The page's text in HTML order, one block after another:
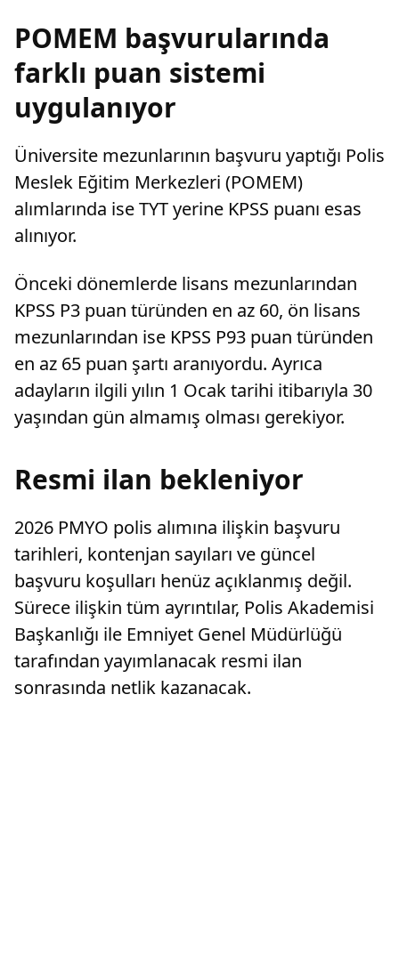
POMEM başvurularında
farklı puan sistemi
uygulanıyor
Üniversite mezunlarının başvuru yaptığı Polis
Meslek Eğitim Merkezleri (POMEM)
alımlarında ise TYT yerine KPSS puanı esas
alınıyor.
Önceki dönemlerde lisans mezunlarından
KPSS P3 puan türünden en az 60, ön lisans
mezunlarından ise KPSS P93 puan türünden
en az 65 puan şartı aranıyordu. Ayrıca
adayların ilgili yılın 1 Ocak tarihi itibarıyla 30
yaşından gün almamış olması gerekiyor.
Resmi ilan bekleniyor
2026 PMYO polis alımına ilişkin başvuru
tarihleri, kontenjan sayıları ve güncel
başvuru koşulları henüz açıklanmış değil.
Sürece ilişkin tüm ayrıntılar, Polis Akademisi
Başkanlığı ile Emniyet Genel Müdürlüğü
tarafından yayımlanacak resmi ilan
sonrasında netlik kazanacak.